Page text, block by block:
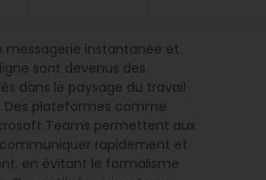
messagerie instantanée et
sont devenus des
dans le paysage du travail
Des plateformes comme
Teams permettent aux
rapidement et
en évitant le formalisme